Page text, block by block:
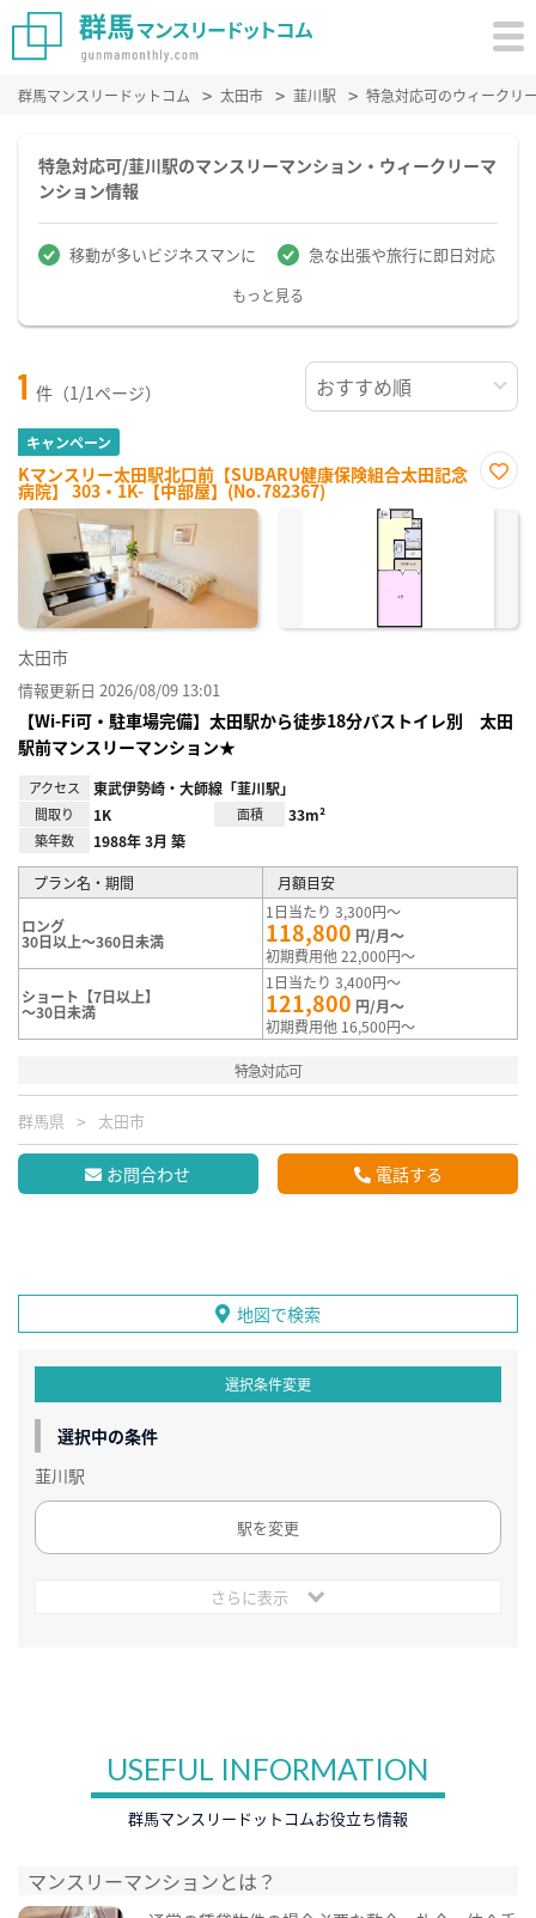
群馬マンスリードットコム 太田市 韮川駅 特急対応可のウィークリ
特急対応可/韮川駅のマンスリーマンション・ウィークリーマ
ンション情報
移動が多いビジネスマンに 急な出張や旅行に即日対応
もっと見る
1 件（1/1ページ）
キャンペーン
Kマンスリー太田駅北口前【SUBARU健康保険組合太田記念
病院】 303・1K-【中部屋】(No.782367)
に入
太田市
情報更新日 2026/08/09 13:01
【Wi-Fi可・駐車場完備】太田駅から徒歩18分バストイレ別 太田
駅前マンスリーマンション★
アクセス 東武伊勢崎・大師線「韮川駅」
間取り 1K 面積 33m²
築年数 1988年 3月 築
プラン名・期間 月額目安
ロング
30日以上～360日未満
1日当たり 3,300円～
118,800 円/月～
初期費用他 22,000円～
ショート【7日以上】
～30日未満
1日当たり 3,400円～
121,800 円/月～
初期費用他 16,500円～
特急対応可
群馬県 太田市
お問合わせ 電話する
地図で検索
選択条件変更
選択中の条件
韮川駅
駅を変更
さらに表示
USEFUL INFORMATION
群馬マンスリードットコムお役立ち情報
マンスリーマンションとは？